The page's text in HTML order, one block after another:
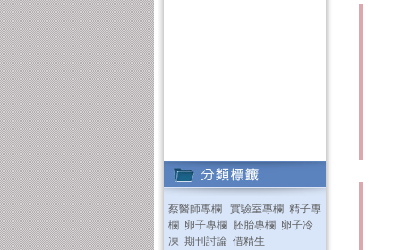
蔡醫師專欄 實驗室專欄 精子專
欄 卵子專欄 胚胎專欄 卵子冷
凍 期刊討論 借精生